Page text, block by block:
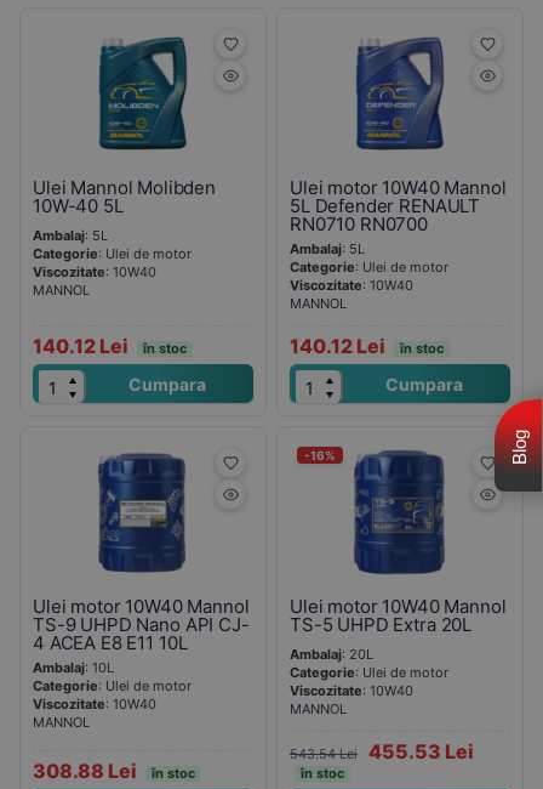
Ulei Mannol Molibden
10W-40 5L
Ambalaj: 5L
Categorie: Ulei de motor
Viscozitate: 10W40
MANNOL
140.12 Lei în stoc
Cumpara
Ulei motor 10W40 Mannol
5L Defender RENAULT
RN0710 RN0700
Ambalaj: 5L
Categorie: Ulei de motor
Viscozitate: 10W40
MANNOL
140.12 Lei în stoc
Cumpara
Ulei motor 10W40 Mannol
TS-9 UHPD Nano API CJ-
4 ACEA E8 E11 10L
Ambalaj: 10L
Categorie: Ulei de motor
Viscozitate: 10W40
MANNOL
308.88 Lei în stoc
-16%
Ulei motor 10W40 Mannol
TS-5 UHPD Extra 20L
Ambalaj: 20L
Categorie: Ulei de motor
Viscozitate: 10W40
MANNOL
543.54 Lei 455.53 Lei
în stoc
Blog